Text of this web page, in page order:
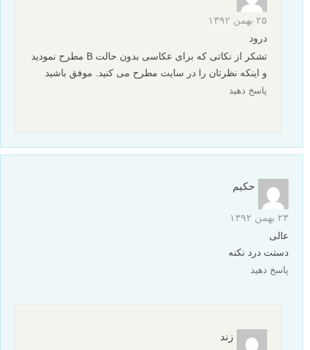
۲۵ بهمن ۱۳۹۲
درود
تشکر از نکاتی که برای عکاسی بدون حالت B مطرح نمودید
و اینکه نظرتان را در سایت مطرح می کنید. موفق باشید
پاسخ دهید
حکیم
۲۳ بهمن ۱۳۹۲
عالی
دستت درد نکنه
پاسخ دهید
زند